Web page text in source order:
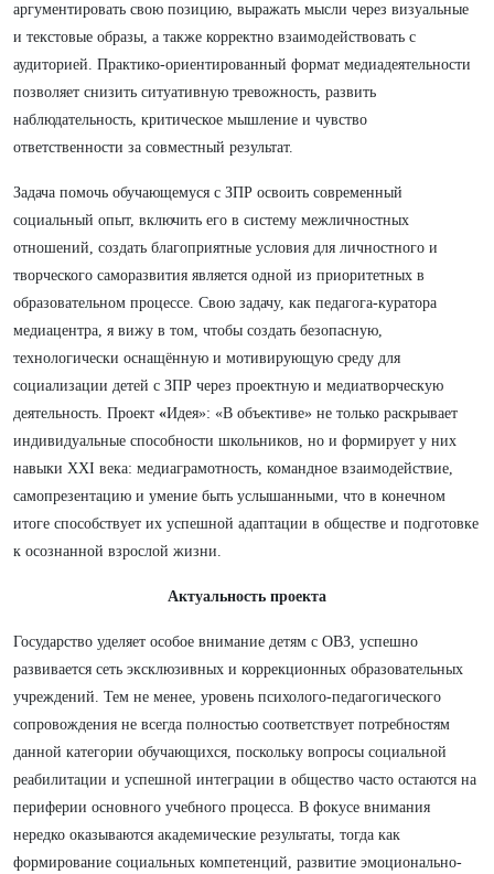
аргументировать свою позицию, выражать мысли через визуальные
и текстовые образы, а также корректно взаимодействовать с
аудиторией. Практико-ориентированный формат медиадеятельности
позволяет снизить ситуативную тревожность, развить
наблюдательность, критическое мышление и чувство
ответственности за совместный результат.
Задача помочь обучающемуся с ЗПР освоить современный
социальный опыт, включить его в систему межличностных
отношений, создать благоприятные условия для личностного и
творческого саморазвития является одной из приоритетных в
образовательном процессе. Свою задачу, как педагога-куратора
медиацентра, я вижу в том, чтобы создать безопасную,
технологически оснащённую и мотивирующую среду для
социализации детей с ЗПР через проектную и медиатворческую
деятельность. Проект «Идея»: «В объективе» не только раскрывает
индивидуальные способности школьников, но и формирует у них
навыки XXI века: медиаграмотность, командное взаимодействие,
самопрезентацию и умение быть услышанными, что в конечном
итоге способствует их успешной адаптации в обществе и подготовке
к осознанной взрослой жизни.
Актуальность проекта
Государство уделяет особое внимание детям с ОВЗ, успешно
развивается сеть эксклюзивных и коррекционных образовательных
учреждений. Тем не менее, уровень психолого-педагогического
сопровождения не всегда полностью соответствует потребностям
данной категории обучающихся, поскольку вопросы социальной
реабилитации и успешной интеграции в общество часто остаются на
периферии основного учебного процесса. В фокусе внимания
нередко оказываются академические результаты, тогда как
формирование социальных компетенций, развитие эмоционально-